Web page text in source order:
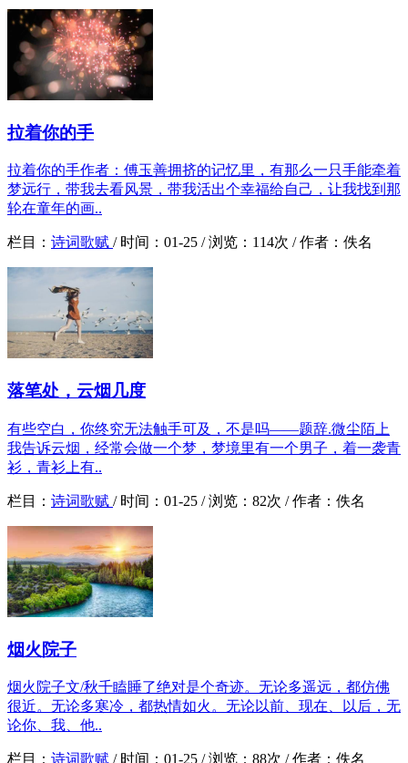
拉着你的手
拉着你的手作者：傅玉善拥挤的记忆里，有那么一只手能牵着
梦远行，带我去看风景，带我活出个幸福给自己，让我找到那
轮在童年的画..
栏目： 诗词歌赋 / 时间： 01-25 /浏览： 114次 /作者： 佚名
落笔处，云烟几度
有些空白，你终究无法触手可及，不是吗——题辞.微尘陌上
我告诉云烟，经常会做一个梦，梦境里有一个男子，着一袭青
衫，青衫上有..
栏目： 诗词歌赋 / 时间： 01-25 /浏览： 82次 /作者： 佚名
烟火院子
烟火院子文/秋千瞌睡了绝对是个奇迹。无论多遥远，都仿佛
很近。无论多寒冷，都热情如火。无论以前、现在、以后，无
论你、我、他..
栏目： 诗词歌赋 / 时间： 01-25 /浏览： 88次 /作者： 佚名